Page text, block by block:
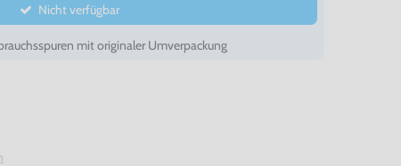
Nicht verfügbar
mit originaler Umverpackung